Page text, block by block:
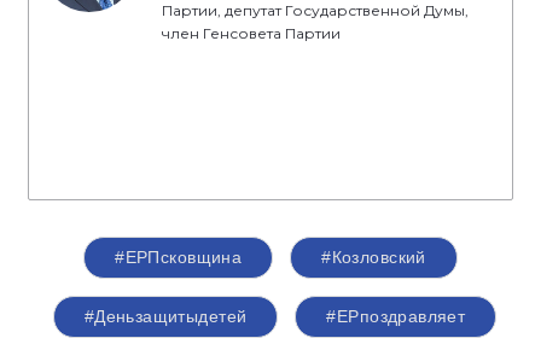
Партии, депутат Государственной Думы,
член Генсовета Партии
#ЕРПсковщина #Козловский
#Деньзащитыдетей #ЕРпоздравляет